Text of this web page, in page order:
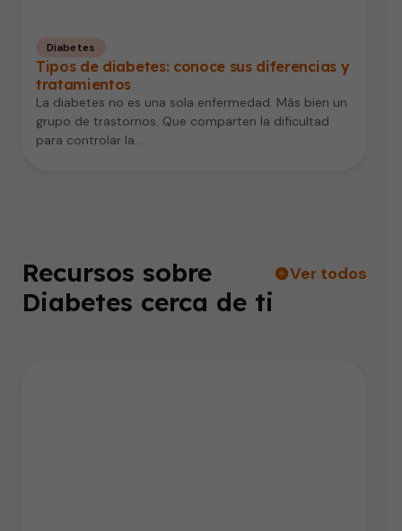
Diabetes
Tipos de diabetes: conoce sus diferencias y
tratamientos
La diabetes no es una sola enfermedad. Más bien un
grupo de trastornos. Que comparten la dificultad
para controlar la…
Recursos sobre
Diabetes cerca de ti
Ver todos